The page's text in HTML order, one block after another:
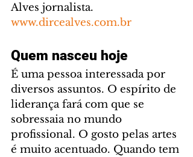
Alves jornalista.
www.dircealves.com.br
Quem nasceu hoje
É uma pessoa interessada por
diversos assuntos. O espírito de
liderança fará com que se
sobressaia no mundo
profissional. O gosto pelas artes
é muito acentuado. Quando tem